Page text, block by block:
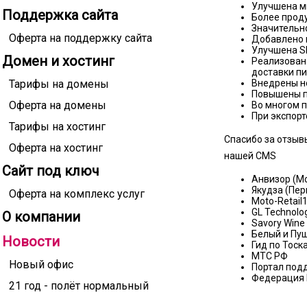
Поддержка сайта
Оферта на поддержку сайта
Домен и хостинг
Тарифы на домены
Оферта на домены
Тарифы на хостинг
Оферта на хостинг
Сайт под ключ
Оферта на комплекс услуг
О компании
Новости
Новый офис
21 год - полёт нормальный
Улучшена
Более
Добавлено
Улучшена
доставки
Внедрены
Повышены
Во многом
При
Спасибо за
нашей CMS
Анвизор
Якудза
Moto-
GL
Savory
Белый и
Гид по
МТС РФ
Портал
Федерация